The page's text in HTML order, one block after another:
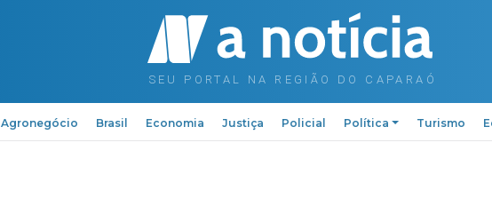
Agronegócio Brasil Economia Justiça Policial Política Turismo